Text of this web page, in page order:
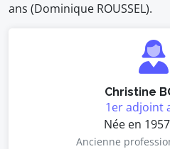
ans (Dominique ROUSSEL).
Christine
1er adjoint
Née en
Ancienne